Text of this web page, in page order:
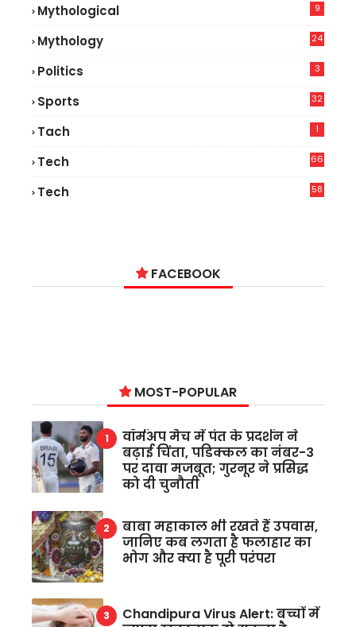
Mythological 9
Mythology 24
Politics 3
Sports 32
Tach 1
Tech
66
Tech
58
FACEBOOK
MOST-POPULAR
वॉर्मअप मैच में पंत के प्रदर्शन ने
बढ़ाई चिंता, पडिक्कल का नंबर-3
पर दावा मजबूत; गुरनूर ने प्रसिद्ध
को दी चुनौती
बाबा महाकाल भी रखते हैं उपवास,
जानिए कब लगता है फलाहार का
भोग और क्या है पूरी परंपरा
Chandipura Virus Alert: बच्चों में